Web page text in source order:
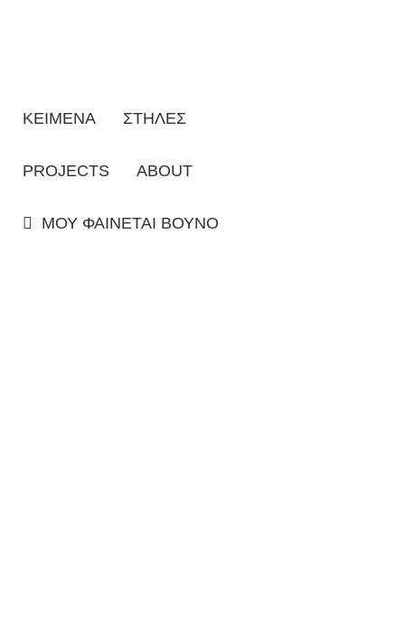
ΚΕΙΜΕΝΑ ΣΤΗΛΕΣ
PROJECTS ABOUT
ΜΟΥ ΦΑΙΝΕΤΑΙ ΒΟΥΝΟ